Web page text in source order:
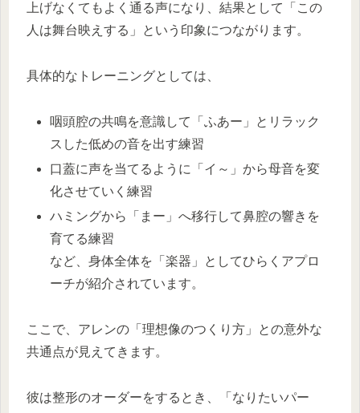
上げなくてもよく通る声になり、結果として「この
人は舞台映えする」という印象につながります。
具体的なトレーニングとしては、
咽頭腔の共鳴を意識して「ふあー」とリラック
スした低めの音を出す練習
口蓋に声を当てるように「イ～」から母音を変
化させていく練習
ハミングから「まー」へ移行して鼻腔の響きを
育てる練習
など、身体全体を「楽器」としてひらくアプロ
ーチが紹介されています。
ここで、アレンの「理想像のつくり方」との意外な
共通点が見えてきます。
彼は整形のオーダーをするとき、「なりたいパー